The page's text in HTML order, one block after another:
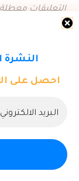
النشرة
احصل على
التعليقات